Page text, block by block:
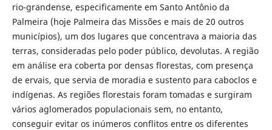
rio-grandense, especificamente em Santo Antônio da
Palmeira (hoje Palmeira das Missões e mais de 20 outros
municípios), um dos lugares que concentrava a maioria das
terras, consideradas pelo poder público, devolutas. A região
em análise era coberta por densas florestas, com presença
de ervais, que servia de moradia e sustento para caboclos e
indígenas. As regiões florestais foram tomadas e surgiram
vários aglomerados populacionais sem, no entanto,
conseguir evitar os inúmeros conflitos entre os diferentes